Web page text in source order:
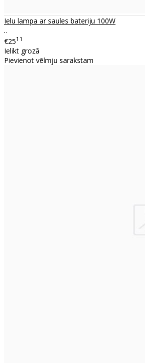
Ielu lampa ar saules bateriju 100W
..
€2511
Ielikt grozā
Pievienot vēlmju sarakstam